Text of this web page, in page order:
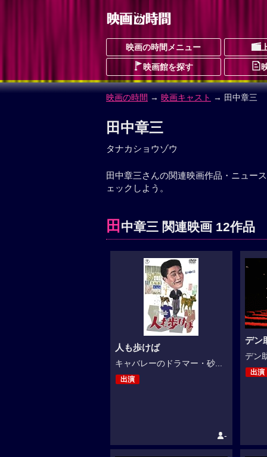
映画の時間メニュー
映画館を探す
映画の時間 → 映画キャスト → 田中章三
田中章三
タナカショウゾウ
田中章三さんの関連映画作品・ニュー
ェックしよう。
田 中章三 関連映画 12作品
人も歩けば
キャバレーのドラマー・砂...
出演
-
デン
デン
出演